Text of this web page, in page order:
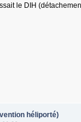
le DIH
héliporté)